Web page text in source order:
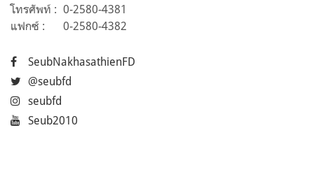
โทรศัพท์ : 0-2580-4381
แฟกซ์ :
0-2580-4382
SeubNakhasathienFD
@seubfd
seubfd
Seub2010